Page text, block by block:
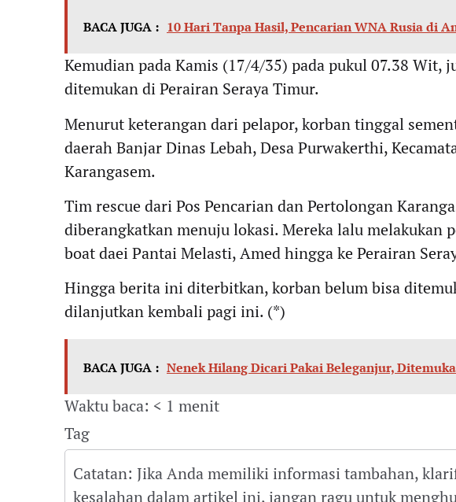
BACA JUGA : 10 Hari Tanpa Hasil, Pencarian WNA Rusia di
Kemudian pada Kamis (17/4/35) pada pukul 07.38 Wit,
ditemukan di Perairan Seraya Timur.
Menurut keterangan dari pelapor, korban tinggal
daerah Banjar Dinas Lebah, Desa Purwakerthi,
Karangasem.
Tim rescue dari Pos Pencarian dan Pertolongan
diberangkatkan menuju lokasi. Mereka lalu melakukan
boat daei Pantai Melasti, Amed hingga ke Perairan
Hingga berita ini diterbitkan, korban belum bisa
dilanjutkan kembali pagi ini. (*)
BACA JUGA : Nenek Hilang Dicari Pakai Beleganjur,
Waktu baca: < 1 menit
Tag
Catatan: Jika Anda memiliki informasi tambahan,
kesalahan dalam artikel ini, jangan ragu untuk